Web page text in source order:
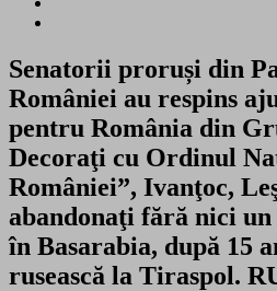
Senatorii proruși din
României au respins
pentru România din
Decoraţi cu Ordinul
României”, Ivanţoc,
abandonaţi fără nici
în Basarabia, după 15
rusească la Tiraspol.